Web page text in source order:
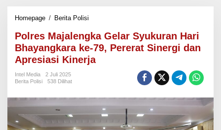
Homepage / Berita Polisi
Gelar
Syukuran
Hari
Bhayangkara
Sinergi
dan
Apresiasi
Kinerja
Polres Majalengka Gelar Syukuran Hari
Bhayangkara ke-79, Pererat Sinergi dan
Apresiasi Kinerja
Intel Media
2 Juli 2025
Berita Polisi
538 Dilihat